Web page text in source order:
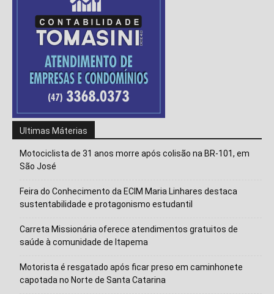
Ultimas Máterias
Motociclista de 31 anos morre após colisão na BR-101, em
São José
Feira do Conhecimento da ECIM Maria Linhares destaca
sustentabilidade e protagonismo estudantil
Carreta Missionária oferece atendimentos gratuitos de
saúde à comunidade de Itapema
Motorista é resgatado após ficar preso em caminhonete
capotada no Norte de Santa Catarina
Isso vai fechar em